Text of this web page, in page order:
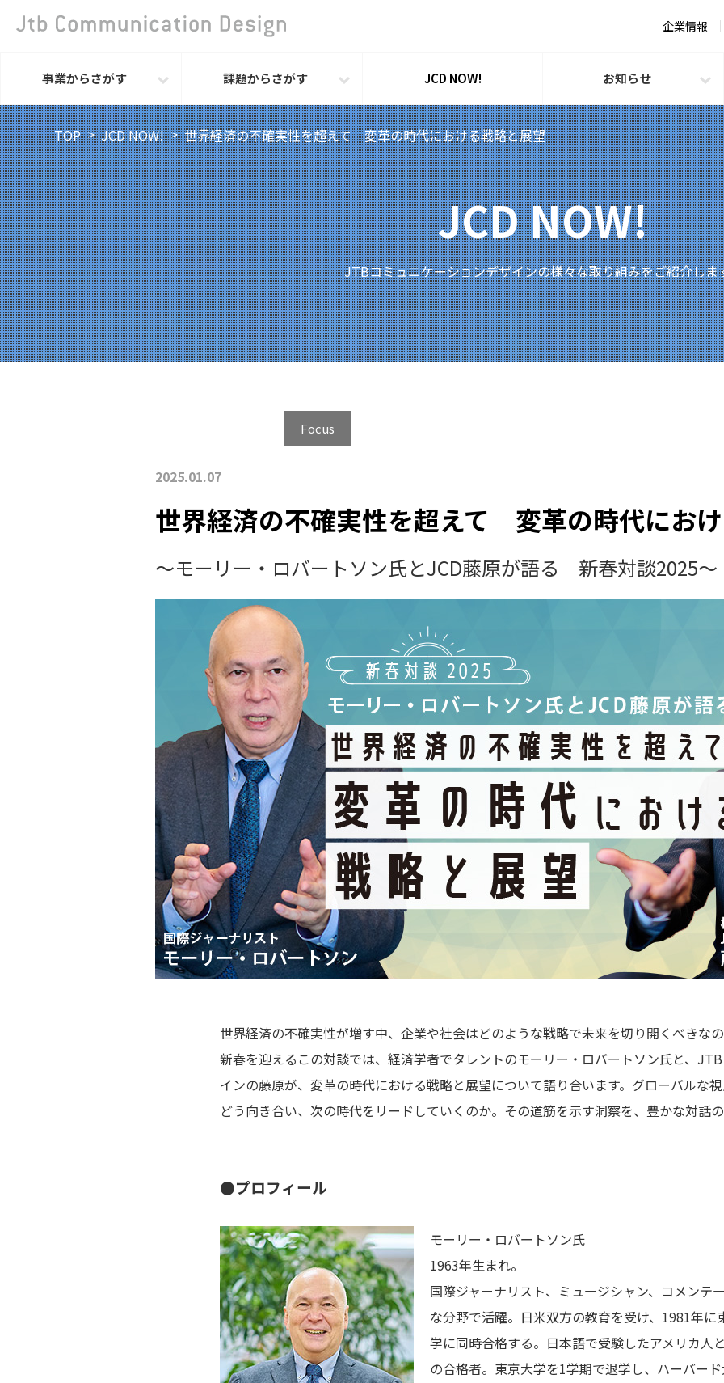
企業情報
事業からさがす 課題からさがす JCD NOW! お知らせ
TOP JCD NOW! 世界経済の不確実性を超えて 変革の時代における戦略と展望
JCD NOW!
JTBコミュニケーションデザインの様々な取り組みをご紹介しま
Focus
2025.01.07
世界経済の不確実性を超えて 変革の時代にお
～モーリー・ロバートソン氏とJCD藤原が語る 新春対談2025～
世界経済の不確実性が増す中、企業や社会はどのような戦略で未来を切り開くべきな
新春を迎えるこの対談では、経済学者でタレントのモーリー・ロバートソン氏と、
インの藤原が、変革の時代における戦略と展望について語り合います。グローバルな
どう向き合い、次の時代をリードしていくのか。その道筋を示す洞察を、豊かな対話の
●プロフィール
モーリー・ロバートソン氏
1963年生まれ。
国際ジャーナリスト、ミュージシャン、コメンテ
な分野で活躍。日米双方の教育を受け、1981年に
学に同時合格する。日本語で受験したアメリカ人
の合格者。東京大学を1学期で退学し、ハーバー